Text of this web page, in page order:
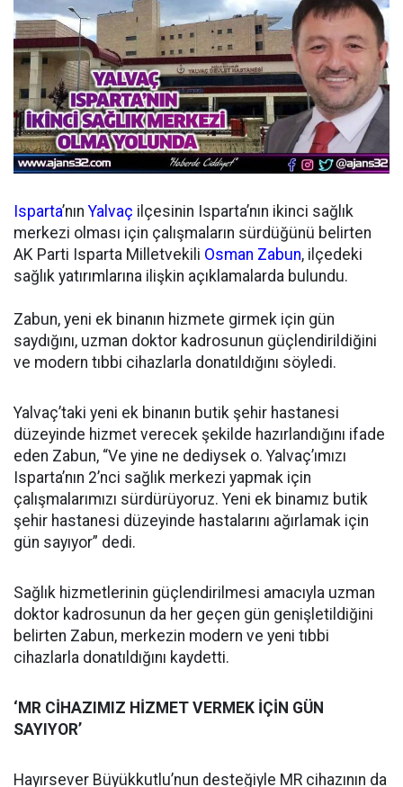
Isparta’nınYalvaç ilçesinin Isparta’nın ikinci sağlık
merkezi olması için çalışmaların sürdüğünü belirten
AK Parti Isparta Milletvekili Osman Zabun, ilçedeki
sağlık yatırımlarına ilişkin açıklamalarda bulundu.
Zabun, yeni ek binanın hizmete girmek için gün
saydığını, uzman doktor kadrosunun güçlendirildiğini
ve modern tıbbi cihazlarla donatıldığını söyledi.
Yalvaç’taki yeni ek binanın butik şehir hastanesi
düzeyinde hizmet verecek şekilde hazırlandığını ifade
eden Zabun, “Ve yine ne dediysek o. Yalvaç’ımızı
Isparta’nın 2’nci sağlık merkezi yapmak için
çalışmalarımızı sürdürüyoruz. Yeni ek binamız butik
şehir hastanesi düzeyinde hastalarını ağırlamak için
gün sayıyor” dedi.
Sağlık hizmetlerinin güçlendirilmesi amacıyla uzman
doktor kadrosunun da her geçen gün genişletildiğini
belirten Zabun, merkezin modern ve yeni tıbbi
cihazlarla donatıldığını kaydetti.
‘MR CİHAZIMIZ HİZMET VERMEK İÇİN GÜN
SAYIYOR’
Hayırsever Büyükkutlu’nun desteğiyle MR cihazının da